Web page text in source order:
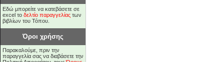
Εδώ μπορείτε να κατεβάσετε σε
excel το δελτίο παραγγελίας των
βιβλίων του Τόπου.
Όροι χρήσης
Παρακαλούμε, πριν την
παραγγελία σας να διαβάσετε την